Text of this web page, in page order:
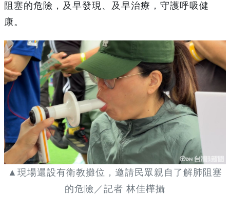
阻塞的危險，及早發現、及早治療，守護呼吸健
康。
▲現場還設有衛教攤位，邀請民眾親自了解肺阻塞
的危險／記者 林佳樺攝